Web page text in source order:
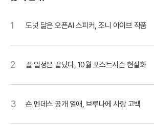
1 도넛 닮은 오픈AI 스피커, 조니 아이브 작품
2 꿀 일정은 끝났다, 10월 포스트시즌 현실화
3 숀 멘데스 공개 열애, 브루나에 사랑 고백